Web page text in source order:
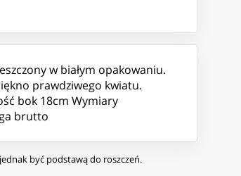
w białym opakowaniu.
prawdziwego kwiatu.
bok 18cm Wymiary
brutto
być podstawą do roszczeń.